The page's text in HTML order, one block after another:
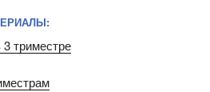
триместре